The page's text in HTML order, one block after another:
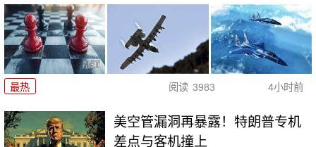
最热 阅读 3983 4小时前
美空管漏洞再暴露！特朗普专机
差点与客机撞上